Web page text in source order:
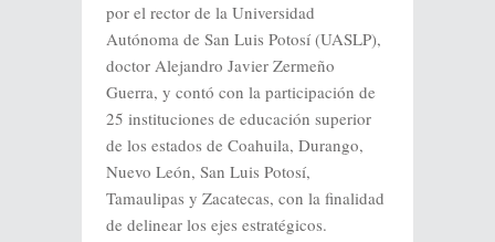
por el rector de la Universidad
Autónoma de San Luis Potosí (UASLP),
doctor Alejandro Javier Zermeño
Guerra, y contó con la participación de
25 instituciones de educación superior
de los estados de Coahuila, Durango,
Nuevo León, San Luis Potosí,
Tamaulipas y Zacatecas, con la finalidad
de delinear los ejes estratégicos.